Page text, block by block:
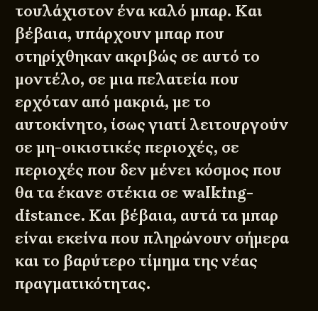
τουλάχιστον ένα καλό μπαρ. Και
βέβαια, υπάρχουν μπαρ που
στηρίχθηκαν ακριβώς σε αυτό το
μοντέλο, σε μια πελατεία που
ερχόταν από μακριά, με το
αυτοκίνητο, ίσως γιατί λειτουργούν
σε μη-οικιστικές περιοχές, σε
περιοχές που δεν μένει κόσμος που
θα τα έκανε στέκια σε walking-
distance. Και βέβαια, αυτά τα μπαρ
είναι εκείνα που πληρώνουν σήμερα
και το βαρύτερο τίμημα της νέας
πραγματικότητας.